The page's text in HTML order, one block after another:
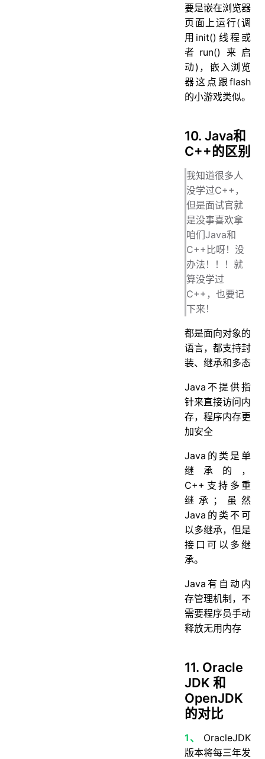
要是嵌在浏览器
页面上运行(调
用init()线程或
者run()来启
动)，嵌入浏览
器这点跟flash
的小游戏类似。
10. Java和
C++的区别
我知道很多人
没学过C++，
但是面试官就
是没事喜欢拿
咱们Java和
C++比呀！没
办法！！！就
算没学过
C++，也要记
下来！
都是面向对象的
语言，都支持封
装、继承和多态
Java不提供指
针来直接访问内
存，程序内存更
加安全
Java的类是单
继承的，
C++支持多重
继承；虽然
Java的类不可
以多继承，但是
接口可以多继
承。
Java有自动内
存管理机制，不
需要程序员手动
释放无用内存
11. Oracle
JDK 和
OpenJDK
的对比
1、
OracleJDK
版本将每三年发